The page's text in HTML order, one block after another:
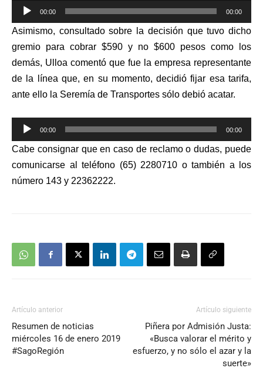
Reproductor
de
audio
00:00 00:00
Asimismo, consultado sobre la decisión que tuvo dicho
gremio para cobrar $590 y no $600 pesos como los
demás, Ulloa comentó que fue la empresa representante
de la línea que, en su momento, decidió fijar esa tarifa,
ante ello la Seremía de Transportes sólo debió acatar.
Reproductor
de
audio
00:00 00:00
Cabe consignar que en caso de reclamo o dudas, puede
comunicarse al teléfono (65) 2280710 o también a los
número 143 y 22362222.
Artículo anterior
Resumen de noticias
miércoles 16 de enero 2019
#SagoRegión
Artículo siguiente
Piñera por Admisión Justa:
«Busca valorar el mérito y
esfuerzo, y no sólo el azar y la
suerte»